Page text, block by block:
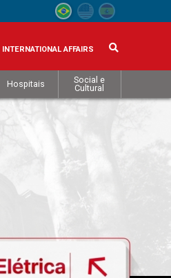
INTERNATIONAL AFFAIRS
Hospitais
Social e
Cultural